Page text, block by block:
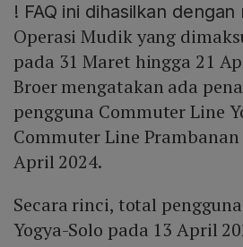
! FAQ ini dihasilkan
Operasi Mudik yang
pada 31 Maret hingga 21
Broer mengatakan ada
pengguna Commuter Line
Commuter Line Prambanan
April 2024.
Secara rinci, total
Yogya-Solo pada 13 April